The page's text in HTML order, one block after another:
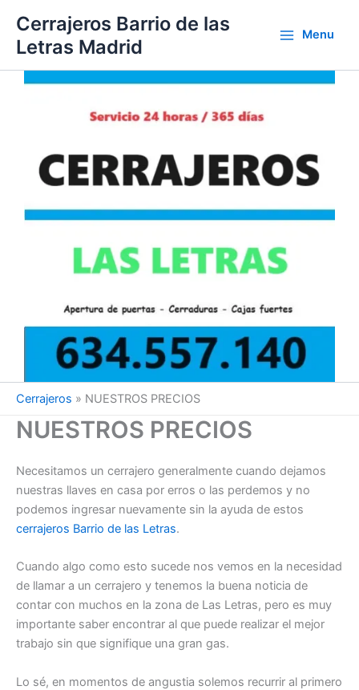
contenido
Cerrajeros Barrio de las
Letras Madrid
Menu
Cerrajeros » NUESTROS PRECIOS
NUESTROS PRECIOS
Necesitamos un cerrajero generalmente cuando dejamos
nuestras llaves en casa por erros o las perdemos y no
podemos ingresar nuevamente sin la ayuda de estos
cerrajeros Barrio de las Letras.
Cuando algo como esto sucede nos vemos en la necesidad
de llamar a un cerrajero y tenemos la buena noticia de
contar con muchos en la zona de Las Letras, pero es muy
importante saber encontrar al que puede realizar el mejor
trabajo sin que signifique una gran gas.
Lo sé, en momentos de angustia solemos recurrir al primero